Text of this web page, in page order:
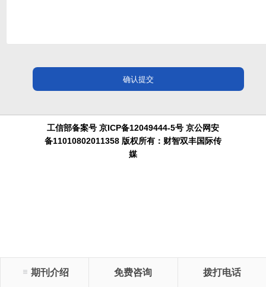
期刊介绍 免费咨询 拨打电话
工信部备案号 京ICP备12049444-5号 京公网安
备11010802011358 版权所有：财智双丰国际传
媒